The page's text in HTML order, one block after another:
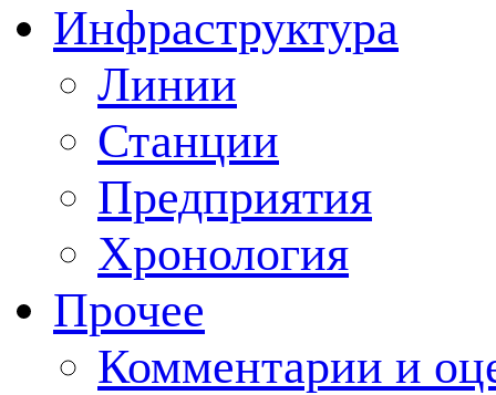
Инфраструктура
Линии
Станции
Предприятия
Хронология
Прочее
Комментарии и